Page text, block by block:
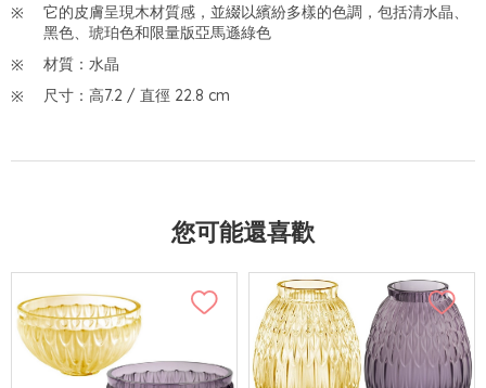
它的皮膚呈現木材質感，並綴以繽紛多樣的色調，包括清水晶、
黑色、琥珀色和限量版亞馬遜綠色
材質：水晶
尺寸：高7.2 / 直徑 22.8 cm
您可能還喜歡